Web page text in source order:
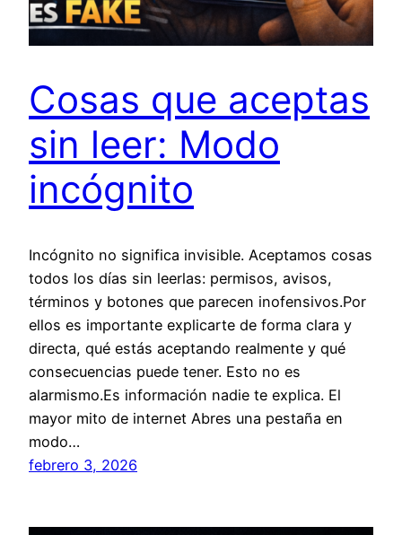
Cosas que aceptas
sin leer: Modo
incógnito
Incógnito no significa invisible. Aceptamos cosas
todos los días sin leerlas: permisos, avisos,
términos y botones que parecen inofensivos.Por
ellos es importante explicarte de forma clara y
directa, qué estás aceptando realmente y qué
consecuencias puede tener. Esto no es
alarmismo.Es información nadie te explica. El
mayor mito de internet Abres una pestaña en
modo…
febrero 3, 2026